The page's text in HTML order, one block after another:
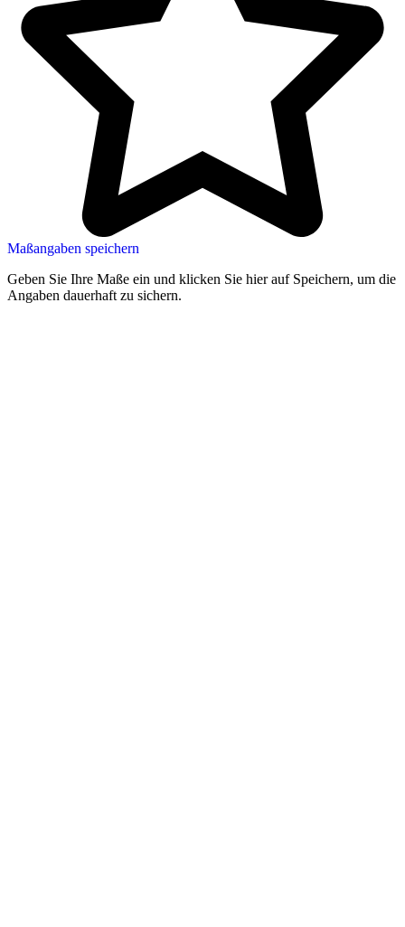
Maßangaben speichern
Geben Sie Ihre Maße ein und klicken Sie hier auf Speichern, um die
Angaben dauerhaft zu sichern.